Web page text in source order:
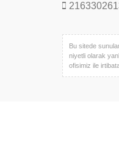
Bu sitede
niyetli olarak
ofisimiz ile